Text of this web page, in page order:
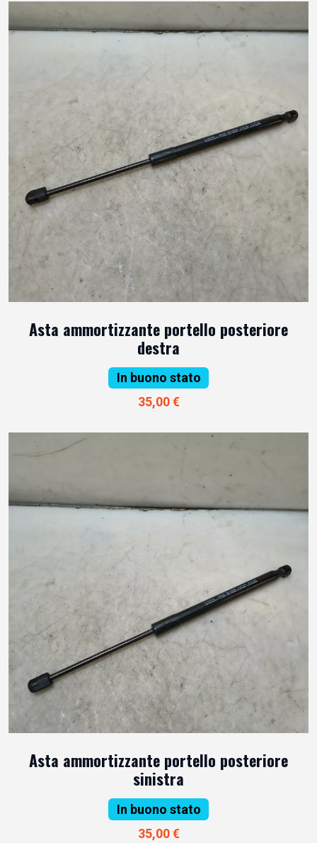
Asta ammortizzante portello posteriore
destra
In buono stato
35,00 €
Asta ammortizzante portello posteriore
sinistra
In buono stato
35,00 €